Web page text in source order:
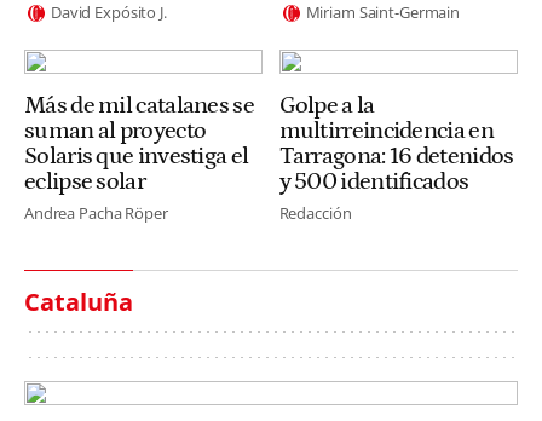
David Expósito J. Miriam Saint-Germain
Más de mil catalanes se
suman al proyecto
Solaris que investiga el
eclipse solar
Andrea Pacha Röper
Golpe a la
multirreincidencia en
Tarragona: 16 detenidos
y 500 identificados
Redacción
Cataluña